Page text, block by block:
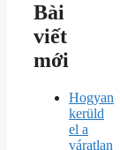
Bài
viết
mới
Hogyan
kerüld
el a
váratlan